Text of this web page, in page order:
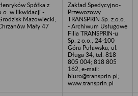
Spółka z
w likwidacji -
Mazowiecki;
Mały 47
Zakład Spedycyjno-
Przewozowy
TRANSPRIN Sp. z.o.o.
- Archiwum Usługowe
Filia TRANSPRIN-u
Sp. z o.o., 24-100
Góra Puławska, ul.
Długa 34, tel. 818
805 004; 818 805
162, e-mail:
biuro@transprin.pl;
www.transprin.pl